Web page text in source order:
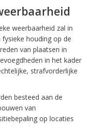
weerbaarheid zal in
houding op de
van plaatsen in
in het kader
strafvorderlijke
besteed aan de
van
op locaties